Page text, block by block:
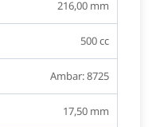
216,00 mm
500 cc
Ambar: 8725
17,50 mm